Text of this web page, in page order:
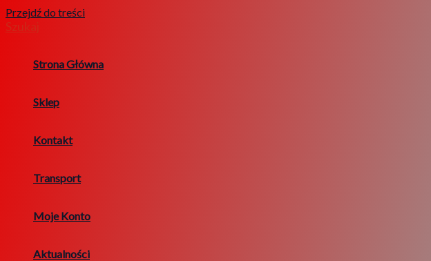
Przejdź do treści
Szukaj
Strona Główna
Sklep
Kontakt
Transport
Moje Konto
Aktualności